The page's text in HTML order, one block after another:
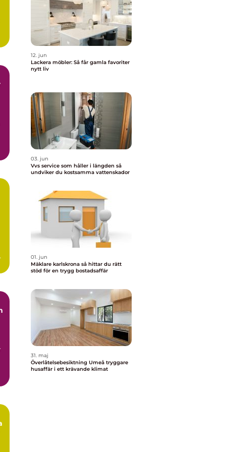
12. jun
Lackera möbler: Så får gamla favoriter
nytt liv
03. jun
Vvs service som håller i längden så
undviker du kostsamma vattenskador
01. jun
Mäklare karlskrona så hittar du rätt
stöd för en trygg bostadsaffär
31. maj
Överlåtelsebesiktning Umeå tryggare
husaffär i ett krävande klimat